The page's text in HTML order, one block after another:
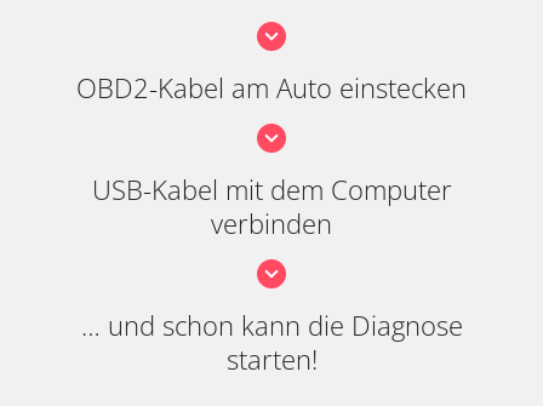
OBD2-Kabel am Auto einstecken
USB-Kabel mit dem Computer
verbinden
… und schon kann die Diagnose
starten!